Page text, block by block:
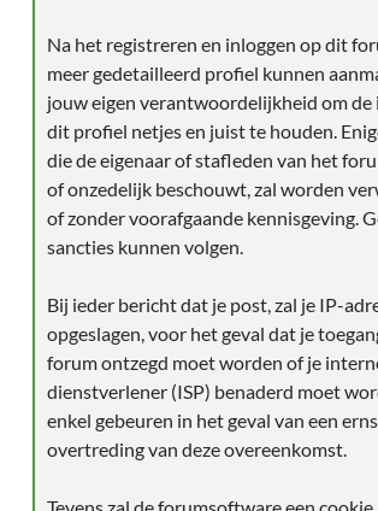
Na het registreren en inloggen op dit
meer gedetailleerd profiel kunnen
jouw eigen verantwoordelijkheid om
dit profiel netjes en juist te houden.
die de eigenaar of stafleden van het
of onzedelijk beschouwt, zal worden
of zonder voorafgaande kennisgeving.
sancties kunnen volgen.
Bij ieder bericht dat je post, zal je IP-
opgeslagen, voor het geval dat je
forum ontzegd moet worden of je
dienstverlener (ISP) benaderd moet
enkel gebeuren in het geval van een
overtreding van deze overeenkomst.